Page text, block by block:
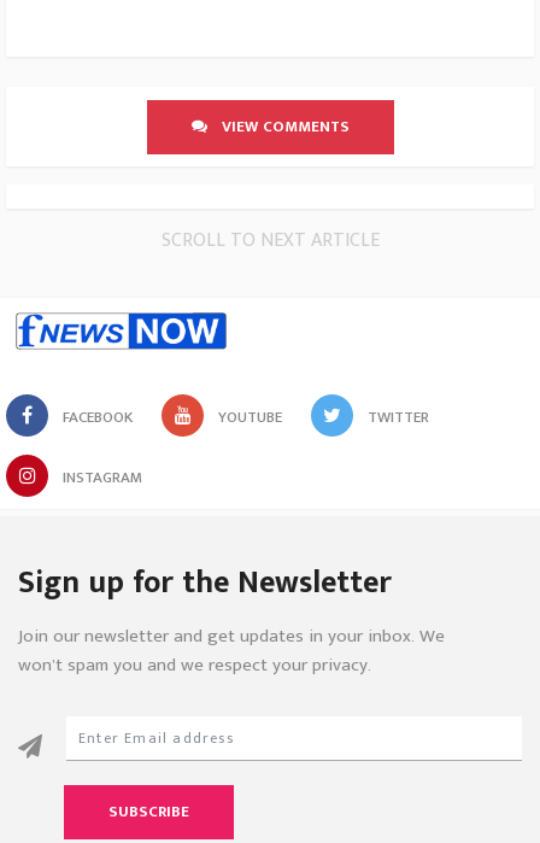
VIEW COMMENTS
SCROLL TO NEXT ARTICLE
FACEBOOK YOUTUBE TWITTER
INSTAGRAM
Sign up for the Newsletter
Join our newsletter and get updates in your inbox. We
won’t spam you and we respect your privacy.
SUBSCRIBE